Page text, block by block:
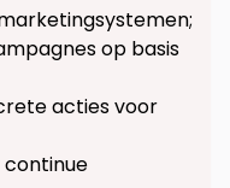
op basis
acties voor